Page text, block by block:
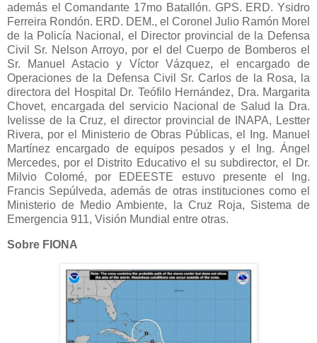
además el Comandante 17mo Batallón. GPS. ERD. Ysidro
Ferreira Rondón. ERD. DEM., el Coronel Julio Ramón Morel
de la Policía Nacional, el Director provincial de la Defensa
Civil Sr. Nelson Arroyo, por el del Cuerpo de Bomberos el
Sr. Manuel Astacio y Víctor Vázquez, el encargado de
Operaciones de la Defensa Civil Sr. Carlos de la Rosa, la
directora del Hospital Dr. Teófilo Hernández, Dra. Margarita
Chovet, encargada del servicio Nacional de Salud la Dra.
Ivelisse de la Cruz, el director provincial de INAPA, Lestter
Rivera, por el Ministerio de Obras Públicas, el Ing. Manuel
Martínez encargado de equipos pesados y el Ing. Ángel
Mercedes, por el Distrito Educativo el su subdirector, el Dr.
Milvio Colomé, por EDEESTE estuvo presente el Ing.
Francis Sepúlveda, además de otras instituciones como el
Ministerio de Medio Ambiente, la Cruz Roja, Sistema de
Emergencia 911, Visión Mundial entre otras.
Sobre FIONA